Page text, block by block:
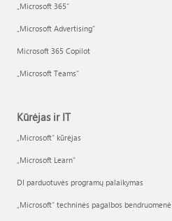
„Microsoft 365“
„Microsoft Advertising“
Microsoft 365 Copilot
„Microsoft Teams“
Kūrėjas ir IT
„Microsoft“ kūrėjas
„Microsoft Learn“
DI parduotuvės programų palaikymas
„Microsoft“ techninės pagalbos bendruomenė